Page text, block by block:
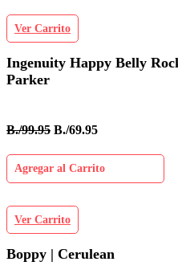
Ver Carrito
Ingenuity Happy Belly
Parker
B./99.95 B./69.95
Agregar al Carrito
Ver Carrito
Boppy | Cerulean